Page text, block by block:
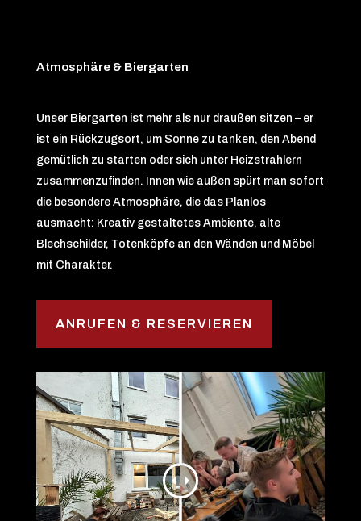
Atmosphäre & Biergarten
Unser Biergarten ist mehr als nur draußen sitzen – er
ist ein Rückzugsort, um Sonne zu tanken, den Abend
gemütlich zu starten oder sich unter Heizstrahlern
zusammenzufinden. Innen wie außen spürt man sofort
die besondere Atmosphäre, die das Planlos
ausmacht: Kreativ gestaltetes Ambiente, alte
Blechschilder, Totenköpfe an den Wänden und Möbel
mit Charakter.
ANRUFEN & RESERVIEREN